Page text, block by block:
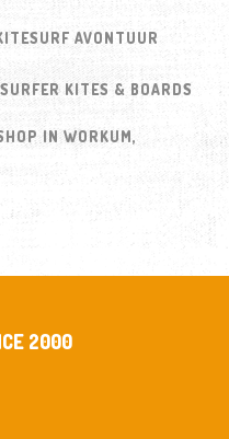
AVONTUUR
KITES & BOARDS
IN WORKUM,
2000